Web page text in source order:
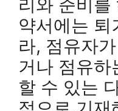
리와 준비를
약서에는 퇴
라, 점유자
거나 점유하
할 수 있는